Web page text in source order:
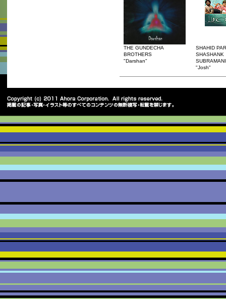
THE GUNDECHA
BROTHERS
"Darshan"
SHAHID
SHASHANK
"Josh"